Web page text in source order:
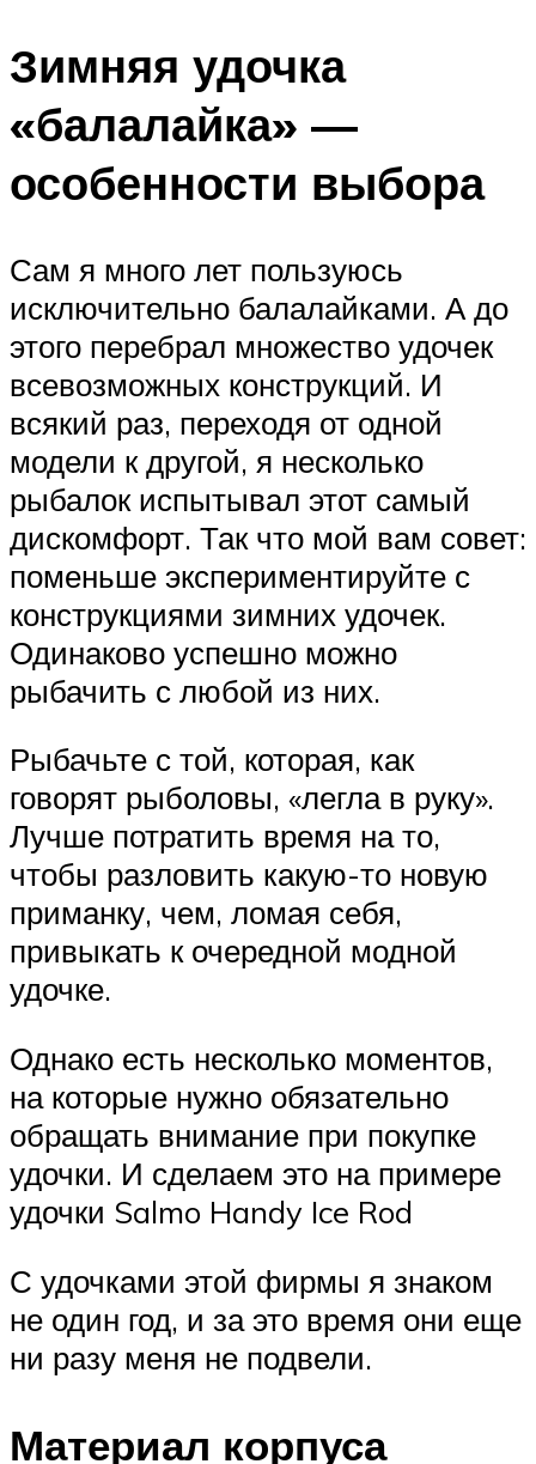
Зимняя удочка
«балалайка» —
особенности выбора
Сам я много лет пользуюсь
исключительно балалайками. А до
этого перебрал множество удочек
всевозможных конструкций. И
всякий раз, переходя от одной
модели к другой, я несколько
рыбалок испытывал этот самый
дискомфорт. Так что мой вам совет:
поменьше экспериментируйте с
конструкциями зимних удочек.
Одинаково успешно можно
рыбачить с любой из них.
Рыбачьте с той, которая, как
говорят рыболовы, «легла в руку».
Лучше потратить время на то,
чтобы разловить какую-то новую
приманку, чем, ломая себя,
привыкать к очередной модной
удочке.
Однако есть несколько моментов,
на которые нужно обязательно
обращать внимание при покупке
удочки. И сделаем это на примере
удочки Salmo Handy Ice Rod
С удочками этой фирмы я знаком
не один год, и за это время они еще
ни разу меня не подвели.
Материал корпуса